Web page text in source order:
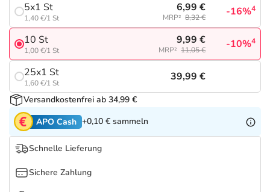
Tierapotheke
Vitamine & Mineralstoffe
Marken
Salus Deals
5x1 St
1,40 €/1 St
6,99 €
MRP² 8,32 € -16%4
10 St
1,00 €/1 St
9,99 €
MRP² 11,05 € -10%4
25x1 St
1,60 €/1 St
39,99 €
Versandkostenfrei ab 34,99 €
APO Cash +0,10 € sammeln
Schnelle Lieferung
Sichere Zahlung